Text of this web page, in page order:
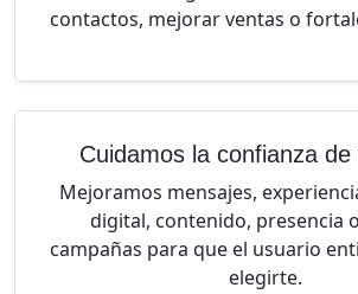
contactos, mejorar ventas o
Cuidamos la confianza
Mejoramos mensajes,
digital, contenido, presencia
campañas para que el usuario
elegirte.